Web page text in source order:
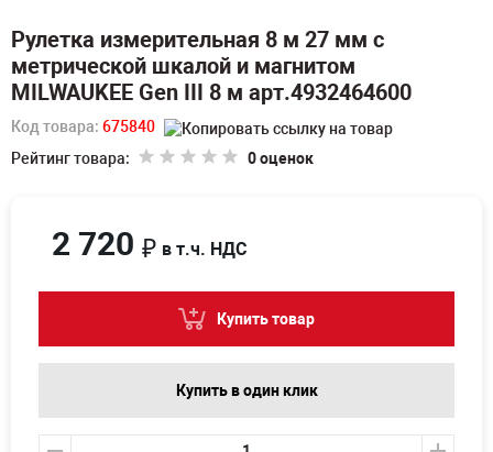
Рулетка измерительная 8 м 27 мм с
метрической шкалой и магнитом
MILWAUKEE Gen III 8 м арт.4932464600
Код товара: 675840
Рейтинг товара:
0 оценок
2 720 ₽ в т.ч. НДС
Купить товар
Купить в один клик